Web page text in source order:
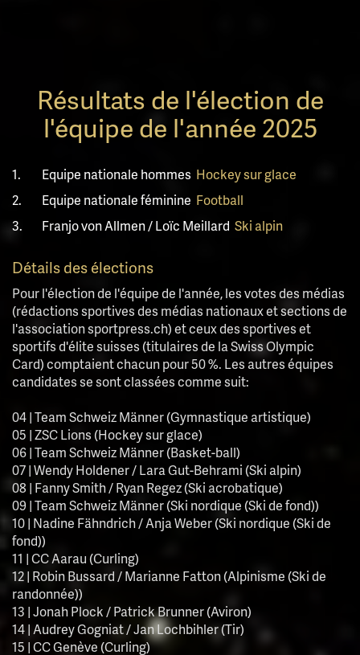
Résultats de l'élection de
l'équipe de l'année 2025
1. Equipe nationale hommes Hockey sur glace
2.
Equipe nationale féminine Football
3.
Franjo von Allmen / Loïc Meillard Ski alpin
Détails des élections
Pour l'élection de l'équipe de l'année, les votes des médias
(rédactions sportives des médias nationaux et sections de
l'association sportpress.ch) et ceux des sportives et
sportifs d'élite suisses (titulaires de la Swiss Olympic
Card) comptaient chacun pour 50 %. Les autres équipes
candidates se sont classées comme suit:
04 | Team Schweiz Männer (Gymnastique artistique)
05 | ZSC Lions (Hockey sur glace)
06 | Team Schweiz Männer (Basket-ball)
07 | Wendy Holdener / Lara Gut-Behrami (Ski alpin)
08 | Fanny Smith / Ryan Regez (Ski acrobatique)
09 | Team Schweiz Männer (Ski nordique (Ski de fond))
10 | Nadine Fähndrich / Anja Weber (Ski nordique (Ski de
fond))
11 | CC Aarau (Curling)
12 | Robin Bussard / Marianne Fatton (Alpinisme (Ski de
randonnée))
13 | Jonah Plock / Patrick Brunner (Aviron)
14 | Audrey Gogniat / Jan Lochbihler (Tir)
15 | CC Genève (Curling)